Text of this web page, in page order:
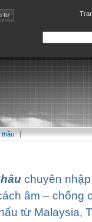
tư
thầu
chuyên
âm – chống
từ Malaysia,